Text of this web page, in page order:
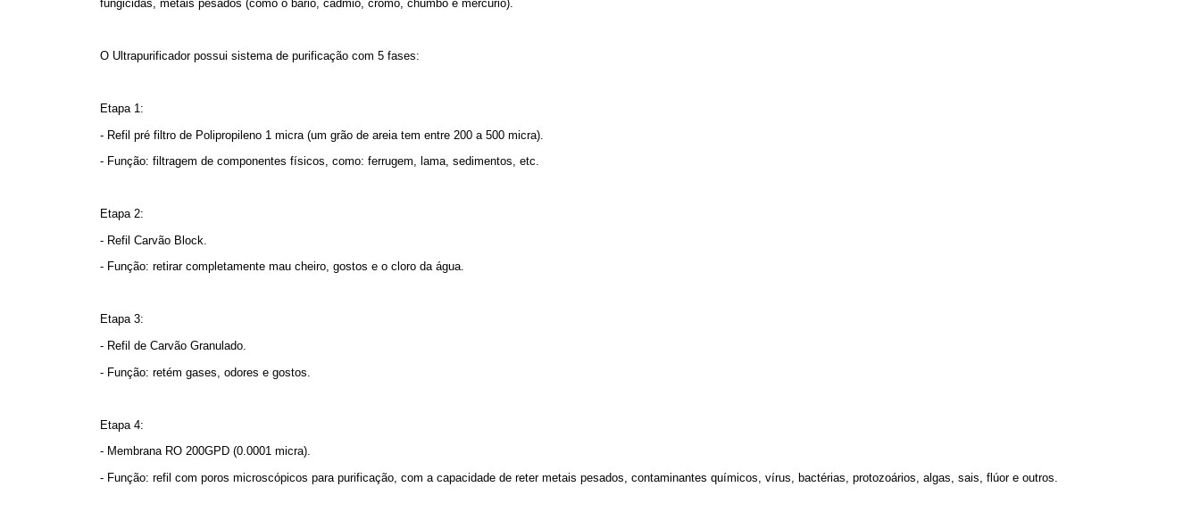
fungicidas, metais pesados (como o bário, cádmio, cromo, chumbo e mercúrio).
O Ultrapurificador possui sistema de purificação com 5 fases:
Etapa 1:
- Refil pré filtro de Polipropileno 1 micra (um grão de areia tem entre 200 a 500 micra).
- Função: filtragem de componentes físicos, como: ferrugem, lama, sedimentos, etc.
Etapa 2:
- Refil Carvão Block.
- Função: retirar completamente mau cheiro, gostos e o cloro da água.
Etapa 3:
- Refil de Carvão Granulado.
- Função: retém gases, odores e gostos.
Etapa 4:
- Membrana RO 200GPD (0.0001 micra).
- Função: refil com poros microscópicos para purificação, com a capacidade de reter metais pesados, contaminantes químicos, vírus, bactérias, protozoários, algas, sais, flúor e outros.